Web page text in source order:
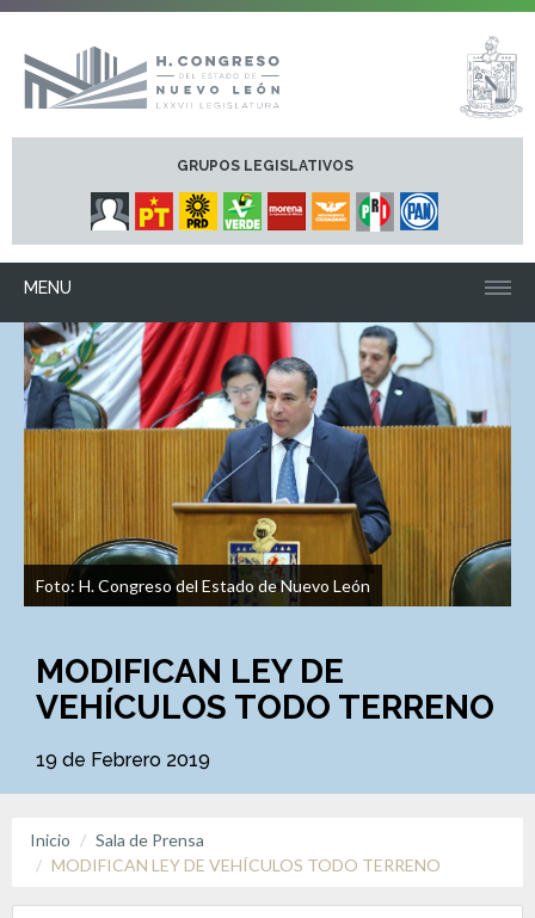
GRUPOS LEGISLATIVOS
MENU
Foto: H. Congreso del Estado de Nuevo León
MODIFICAN LEY DE
VEHÍCULOS TODO TERRENO
19 de Febrero 2019
Inicio
Sala de Prensa
MODIFICAN LEY DE VEHÍCULOS TODO TERRENO